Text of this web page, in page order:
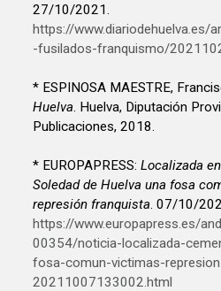
27/10/2021.
https://www.diariodehuelva.es/
-fusilados-franquismo/
* ESPINOSA MAESTRE,
Huelva. Huelva, Diputación
Publicaciones, 2018.
* EUROPAPRESS:Localizada
Soledad de Huelva una fosa
represión franquista. 07/10/
https://www.europapress.es/
00354/noticia-localizada-
fosa-comun-victimas-
20211007133002.html